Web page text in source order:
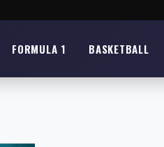
FORMULA 1 BASKETBALL